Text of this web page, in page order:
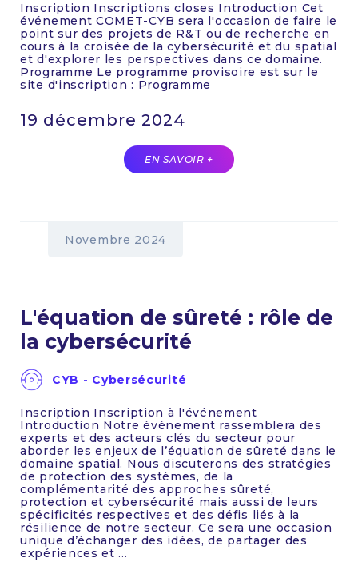
19 décembre 2024
Inscription Inscriptions closes Introduction Cet
événement COMET-CYB sera l'occasion de faire le
point sur des projets de R&T ou de recherche en
cours à la croisée de la cybersécurité et du spatial
et d'explorer les perspectives dans ce domaine.
Programme Le programme provisoire est sur le
site d'inscription : Programme
EN SAVOIR +
Novembre 2024
L'équation de sûreté : rôle de
la cybersécurité
CYB - Cybersécurité
Inscription Inscription à l'événement
Introduction Notre événement rassemblera des
experts et des acteurs clés du secteur pour
aborder les enjeux de l’équation de sûreté dans le
domaine spatial. Nous discuterons des stratégies
de protection des systèmes, de la
complémentarité des approches sûreté,
protection et cybersécurité mais aussi de leurs
spécificités respectives et des défis liés à la
résilience de notre secteur. Ce sera une occasion
unique d’échanger des idées, de partager des
expériences et ...